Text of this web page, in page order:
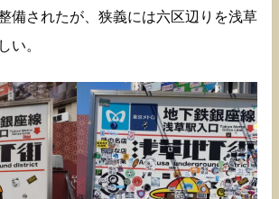
備されたが、狭義には六区辺りを浅草
い。